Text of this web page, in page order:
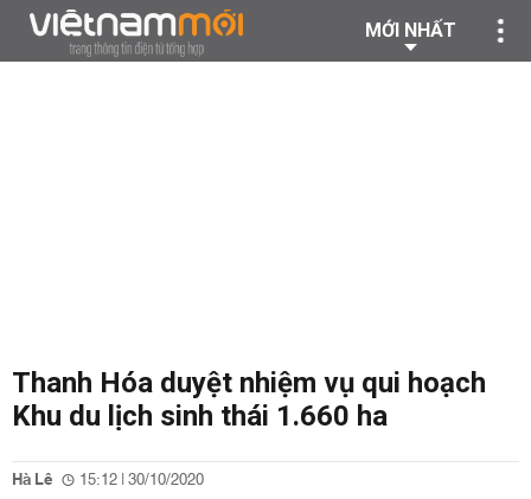
MỚI NHẤT
Thanh Hóa duyệt nhiệm vụ qui hoạch
Khu du lịch sinh thái 1.660 ha
Hà Lê 15:12 | 30/10/2020